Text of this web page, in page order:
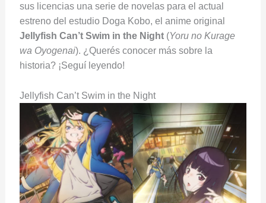
sus licencias una serie de novelas para el actual
estreno del estudio Doga Kobo, el anime original
Jellyfish Can’t Swim in the Night(Yoru no Kurage
wa Oyogenai). ¿Querés conocer más sobre la
historia? ¡Seguí leyendo!
Jellyfish Can’t Swim in the Night